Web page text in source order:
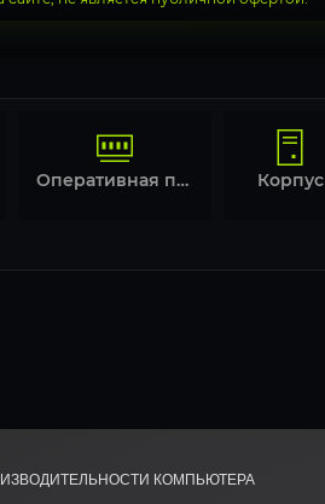
Оперативная память Корпус
КОМПЬЮТЕРА